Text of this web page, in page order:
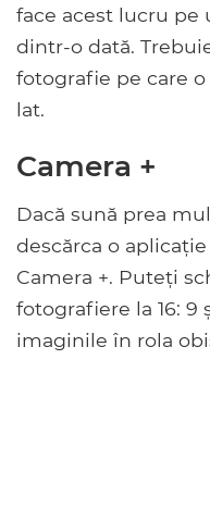
face acest lucru pe
dintr-o dată.
fotografie pe care
lat.
Camera +
Dacă sună prea
descărca o
Camera +. Puteți
fotografiere la 16:
imaginile în rola